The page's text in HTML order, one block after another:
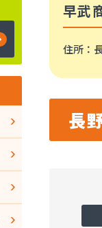
早武
住所 ：
長